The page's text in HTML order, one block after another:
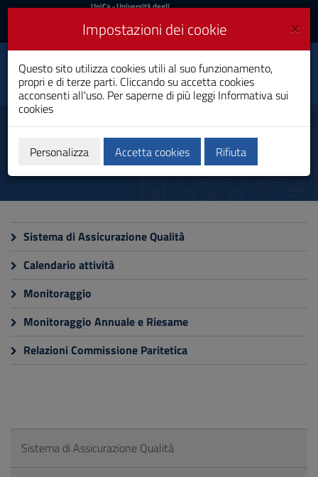
Vai
al
navigazione
sito
al
Footer
UniCa
Accedi
UniCa- Università degli
Accedi UniCA News
Toggle
navigation
Innovazione Sociale e
Comunicazione
Laurea Magistrale
Qualità e miglioramento
Sistema di Assicurazione Qualità
Calendario attività
Monitoraggio
Monitoraggio Annuale e Riesame
Relazioni Commissione Paritetica
Sistema di Assicurazione Qualità
×
Impostazioni dei cookie
Questo sito utilizza cookies utili al suo funzionamento,
propri e di terze parti. Cliccando su accetta cookies
acconsenti all'uso. Per saperne di più leggi Informativa sui
cookies
Personalizza Accetta cookies Rifiuta